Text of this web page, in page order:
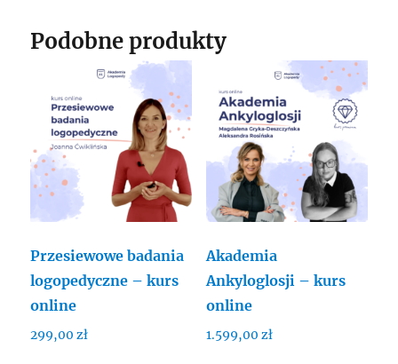
i
kurs
online
Podobne produkty
Przesiewowe badania
logopedyczne – kurs
online
299,00zł
Akademia
Ankyloglosji – kurs
online
1.599,00 zł